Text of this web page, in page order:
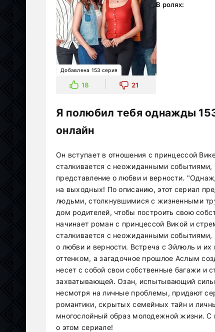
Добавлена 153 серия
18 21
В ролях:
Я полюбил тебя однажды
онлайн
Он вступает в отношения с принцессой
сталкивается с неожиданными событиями,
представление о любви и верности.
на выходных! По описанию, этот сериал
людьми, столкнувшимися с жизненными
дом родителей, чтобы построить свою
начинает роман с принцессой Викой и
сталкивается с неожиданными событиями,
о любви и верности. Встреча с Эйлюль и
оттенком, а загадочное прошлое Аслым
несет с собой свои собственные багажи и
захватывающей. Озан, испытывающий
несмотря на личные проблемы, придают
романтики, скрытых семейных тайн и
многослойный образ молодежной жизни.
о этом сериале!